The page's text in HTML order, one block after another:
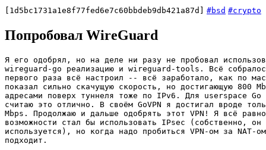
[1d5bc1731a1e8f77fed6e7c60bbdeb9db421a87d] #bsd #crypto
Попробовал WireGuard
Я его одобрял, но на деле ни разу не пробовал
wireguard-go реализацию и wireguard-tools. Всё
первого раза всё настроил -- всё заработало, как по
показал сильно скачущую скорость, но достигающую 800
адресами поверх туннеля тоже по IPv6. Для userspace Go
считаю это отлично. В своём GoVPN я достигал вроде
Mbps. Продолжаю и дальше одобрять этот VPN! Я всё
возможности стал бы использовать IPsec (собственно,
используется), но когда надо пробиться VPN-ом за NAT-
подходит.